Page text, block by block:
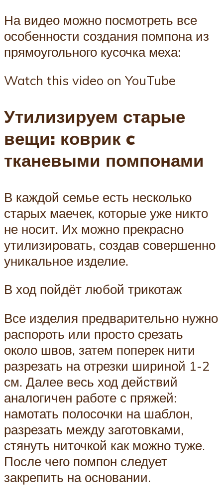
На видео можно посмотреть все
особенности создания помпона из
прямоугольного кусочка меха:
Watch this video on YouTube
Утилизируем старые
вещи: коврик c
тканевыми помпонами
В каждой семье есть несколько
старых маечек, которые уже никто
не носит. Их можно прекрасно
утилизировать, создав совершенно
уникальное изделие.
В ход пойдёт любой трикотаж
Все изделия предварительно нужно
распороть или просто срезать
около швов, затем поперек нити
разрезать на отрезки шириной 1-2
см. Далее весь ход действий
аналогичен работе с пряжей:
намотать полосочки на шаблон,
разрезать между заготовками,
стянуть ниточкой как можно туже.
После чего помпон следует
закрепить на основании.